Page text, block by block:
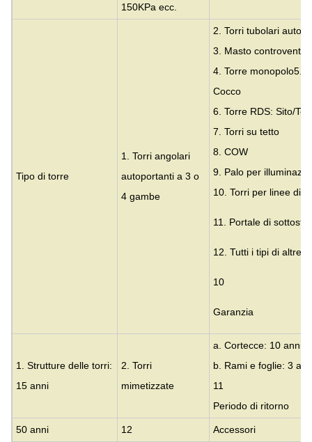
150KPa ecc.
Tipo di torre
1. Torri angolari
autoportanti a 3 o
4 gambe
2. Torri tubolari
3. Masto
4. Torre monopolo5.
Cocco
6. Torre RDS: Sito/
7. Torri su tetto
8. COW
9. Palo per
10. Torri per linee di
11. Portale di
12. Tutti i tipi di altre
10
Garanzia
1. Strutture delle torri:
15 anni
2. Torri
mimetizzate
a. Cortecce: 10 anni
b. Rami e foglie: 3
11
Periodo di ritorno
50 anni 12 Accessori